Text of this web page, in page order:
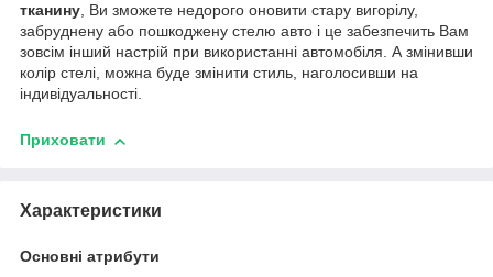
тканину, Ви зможете недорого оновити стару вигорілу,
забруднену або пошкоджену стелю авто і це забезпечить Вам
зовсім інший настрій при використанні автомобіля. А змінивши
колір стелі, можна буде змінити стиль, наголосивши на
індивідуальності.
Приховати
Характеристики
Основні атрибути